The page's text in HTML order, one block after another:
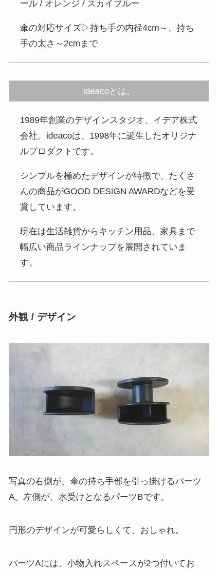
ール / オレンジ / スカイブルー
傘の対応サイズ▷持ち手の内径4cm～、持ち
手の太さ～2cmまで
ideacoとは。
1989年創業のデザインスタジオ、イデア株式
会社。ideacoは、1998年に誕生したオリジナ
ルプロダクトです。
シンプルを極めたデザインが特徴で、たくさ
んの商品がGOOD DESIGN AWARDなどを受
賞しています。
現在は生活雑貨からキッチン用品、家具まで
幅広い商品ラインナップを展開されていま
す。
外観 / デザイン
写真の右側が、傘の持ち手部を引っ掛けるパーツ
A。左側が、水受けとなるパーツBです。
円形のデザインが可愛らしくて、おしゃれ。
パーツAには、小物入れスペースが2つ付いてお